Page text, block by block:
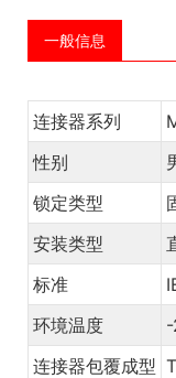
一般信息
连接器系列
性别
锁定类型
安装类型
标准
环境温度
连接器包覆成型